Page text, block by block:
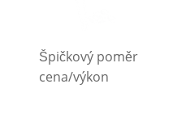
Špičkový poměr
cena/výkon